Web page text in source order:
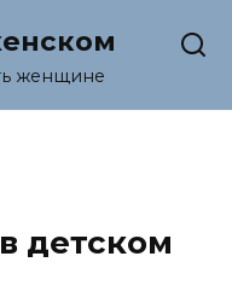
женщине
детском